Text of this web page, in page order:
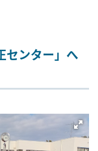
センター」へ